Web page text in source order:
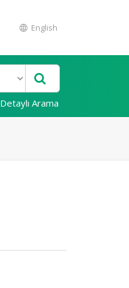
English
Detaylı Arama